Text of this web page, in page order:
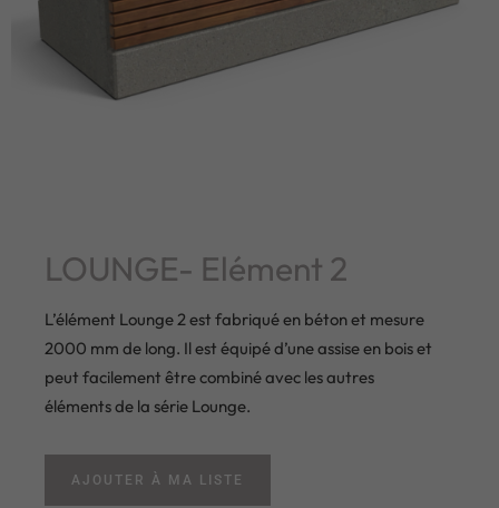
LOUNGE- Elément 2
L’élément Lounge 2 est fabriqué en béton et mesure
2000 mm de long. Il est équipé d’une assise en bois et
peut facilement être combiné avec les autres
éléments de la série Lounge.
AJOUTER À MA LISTE